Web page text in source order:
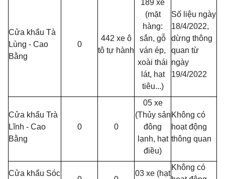
Cửa khẩu Tà
Lùng - Cao
Bằng
0
442 xe ô
tô tự hành
189 xe
(mặt
hàng:
sắn, gỗ
ván ép,
xoài thái
lát, hạt
tiêu...)
Số liệu ngày
18/4/2022,
dừng thông
quan từ
ngày
19/4/2022
Cửa khẩu Trà
Lĩnh - Cao
Bằng
0 0
05 xe
(Thủy sản
đông
lạnh, hạt
điều)
Không có
hoạt động
thông quan
Cửa khẩu Sóc
03 xe (hạt
Không có